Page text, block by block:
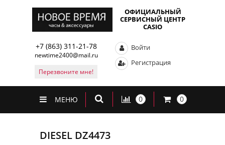
ОФИЦИАЛЬНЫЙ
СЕРВИСНЫЙ ЦЕНТР
CASIO
+7 (863) 311-21-78
newtime2400@mail.ru
Перезвоните мне!
Войти
Регистрация
МЕНЮ 0 0
DIESEL DZ4473